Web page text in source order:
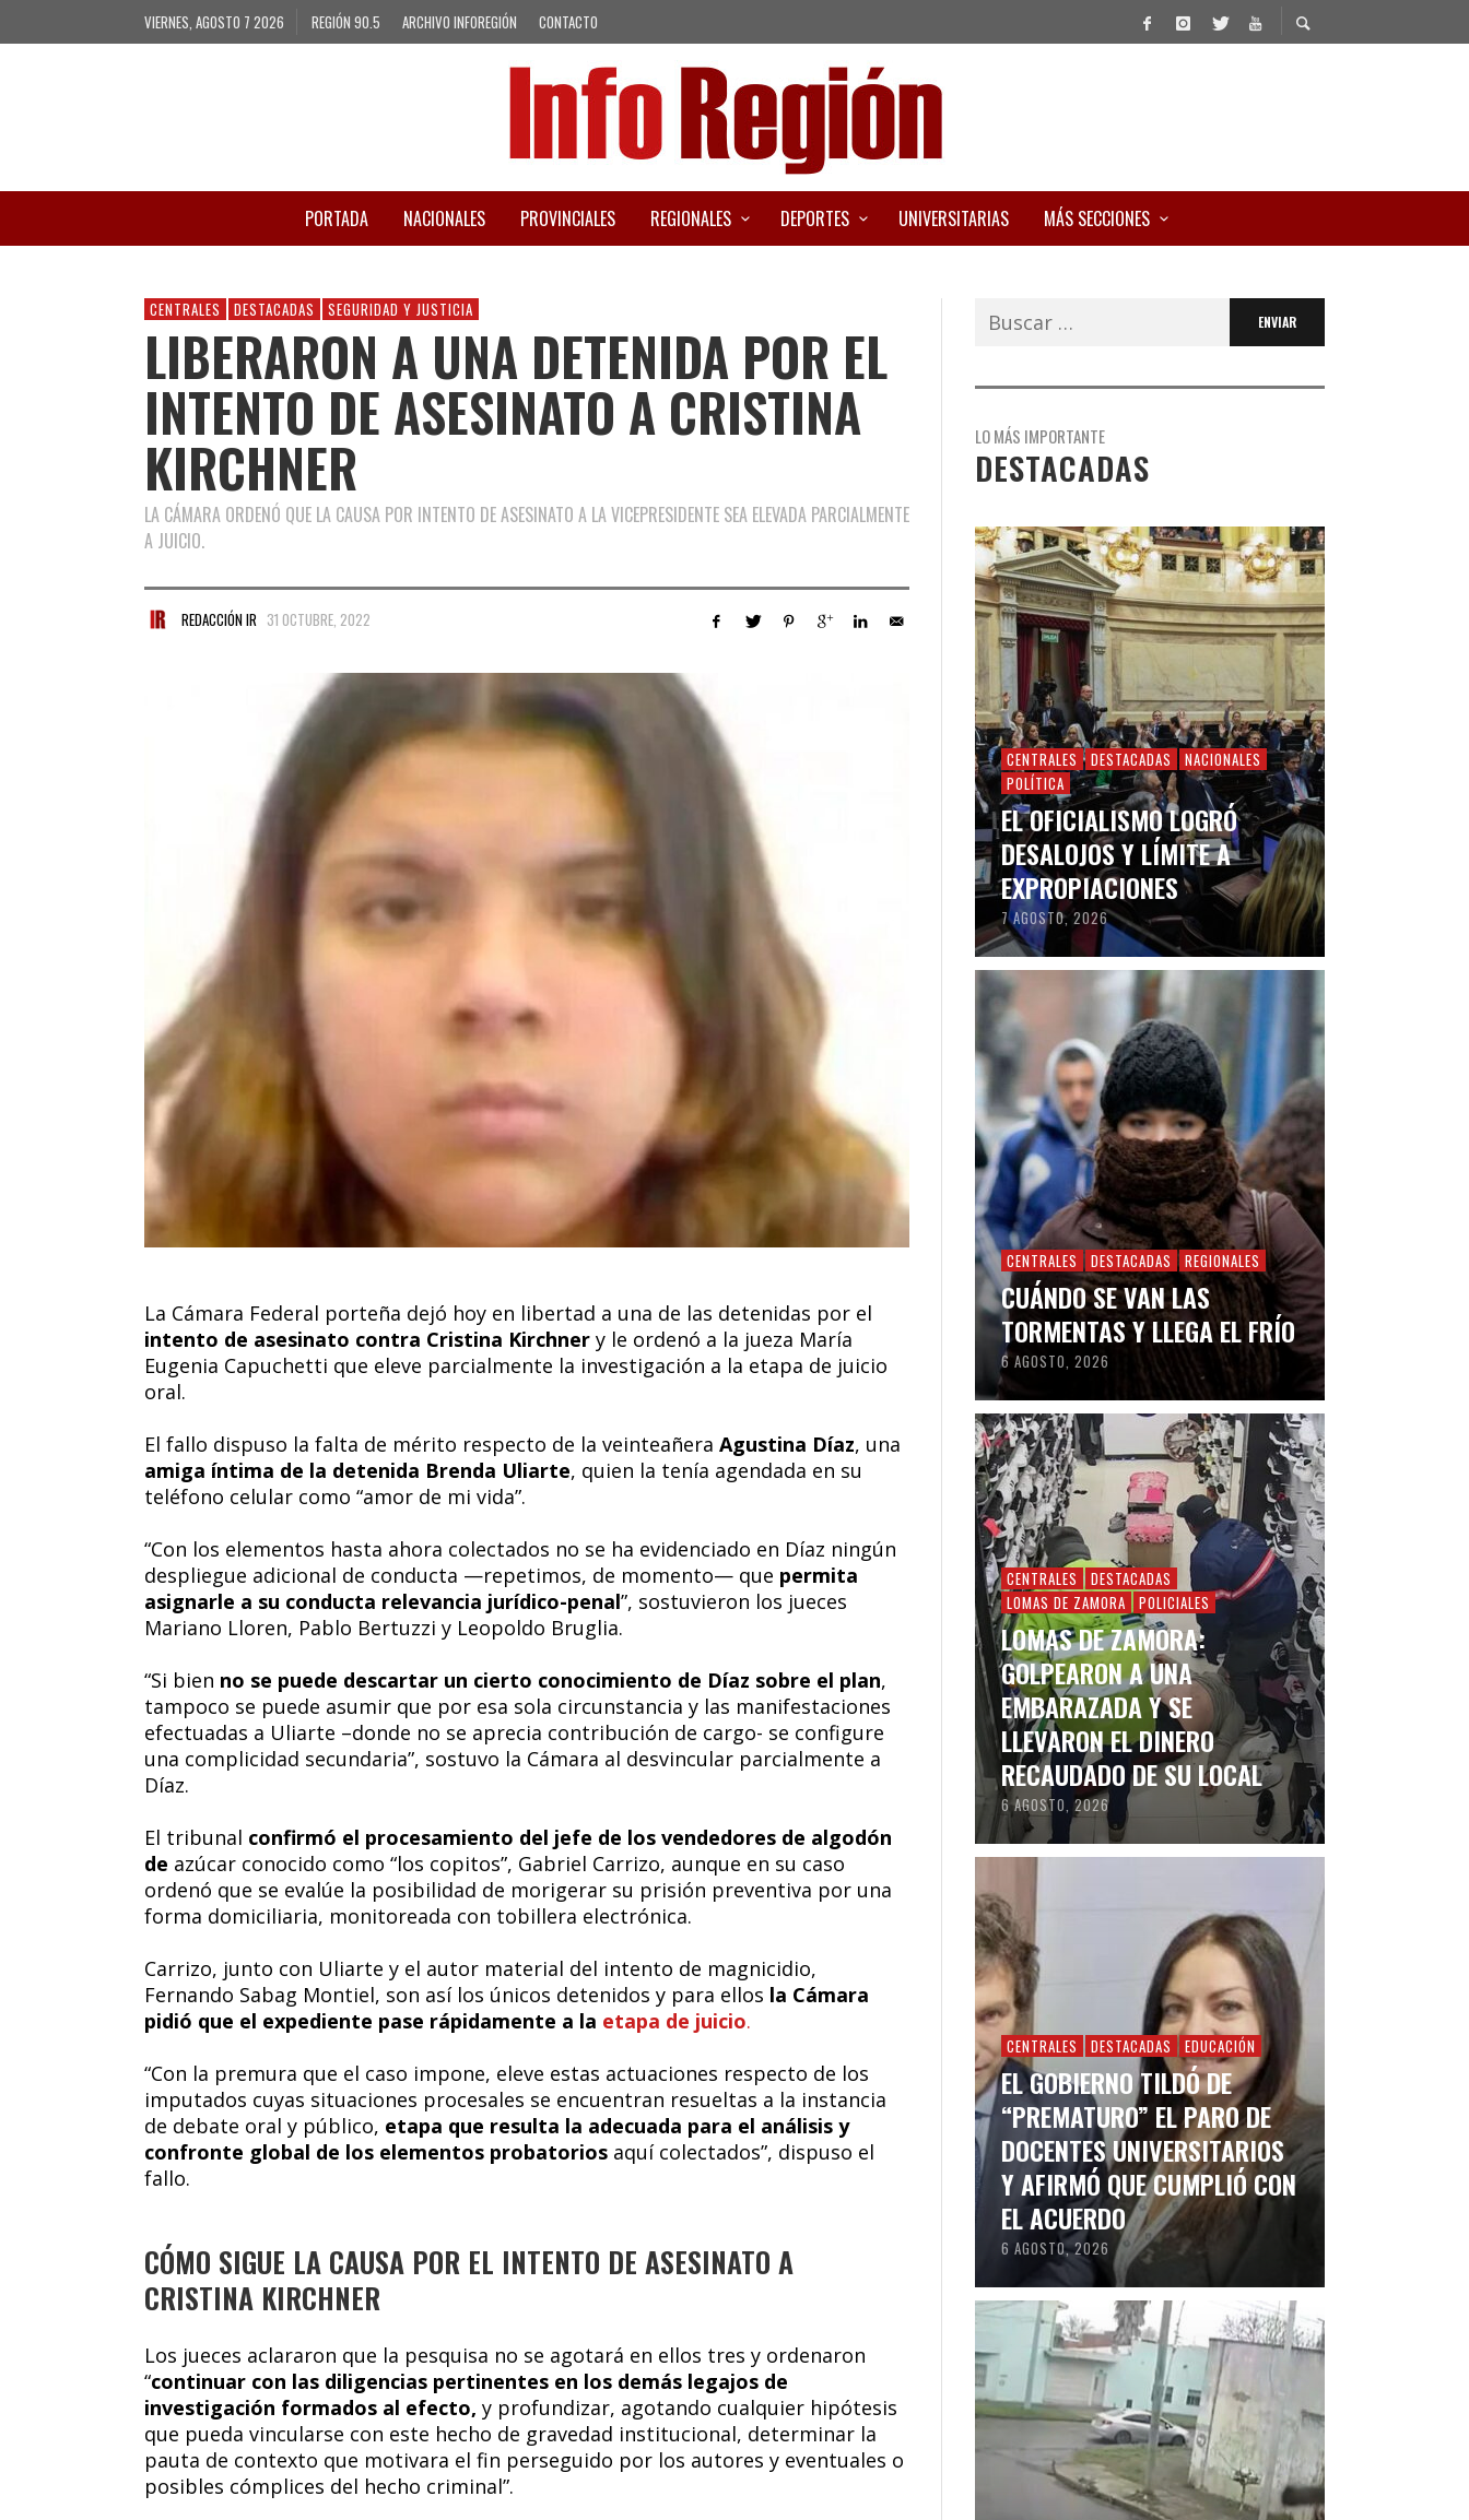
VIERNES, AGOSTO 7 2026 REGIÓN 90.5 ARCHIVO INFOREGIÓN CONTACTO
PORTADA NACIONALES PROVINCIALES REGIONALES DEPORTES UNIVERSITARIAS MÁS SECCIONES
CENTRALES DESTACADAS SEGURIDAD Y JUSTICIA
LIBERARON A UNA DETENIDA POR EL
INTENTO DE ASESINATO A CRISTINA
KIRCHNER
LA CÁMARA ORDENÓ QUE LA CAUSA POR INTENTO DE ASESINATO A LA VICEPRESIDENTE SEA ELEVADA PARCIALMENTE
A JUICIO.
REDACCIÓN IR 31 OCTUBRE, 2022
La Cámara Federal porteña dejó hoy en libertad a una de las detenidas por el
intento de asesinato contra Cristina Kirchner y le ordenó a la jueza María
Eugenia Capuchetti que eleve parcialmente la investigación a la etapa de juicio
oral.
El fallo dispuso la falta de mérito respecto de la veinteañera Agustina Díaz, una
amiga íntima de la detenida Brenda Uliarte, quien la tenía agendada en su
teléfono celular como “amor de mi vida”.
“Con los elementos hasta ahora colectados no se ha evidenciado en Díaz ningún
despliegue adicional de conducta —repetimos, de momento— que permita
asignarle a su conducta relevancia jurídico-penal”, sostuvieron los jueces
Mariano Lloren, Pablo Bertuzzi y Leopoldo Bruglia.
“Si bien no se puede descartar un cierto conocimiento de Díaz sobre el plan,
tampoco se puede asumir que por esa sola circunstancia y las manifestaciones
efectuadas a Uliarte –donde no se aprecia contribución de cargo- se configure
una complicidad secundaria”, sostuvo la Cámara al desvincular parcialmente a
Díaz.
El tribunal confirmó el procesamiento del jefe de los vendedores de algodón
de azúcar conocido como “los copitos”, Gabriel Carrizo, aunque en su caso
ordenó que se evalúe la posibilidad de morigerar su prisión preventiva por una
forma domiciliaria, monitoreada con tobillera electrónica.
Carrizo, junto con Uliarte y el autor material del intento de magnicidio,
Fernando Sabag Montiel, son así los únicos detenidos y para ellos la Cámara
pidió que el expediente pase rápidamente a la etapa de juicio.
“Con la premura que el caso impone, eleve estas actuaciones respecto de los
imputados cuyas situaciones procesales se encuentran resueltas a la instancia
de debate oral y público, etapa que resulta la adecuada para el análisis y
confronte global de los elementos probatorios aquí colectados”, dispuso el
fallo.
CÓMO SIGUE LA CAUSA POR EL INTENTO DE ASESINATO A
CRISTINA KIRCHNER
Los jueces aclararon que la pesquisa no se agotará en ellos tres y ordenaron
“continuar con las diligencias pertinentes en los demás legajos de
investigación formados al efecto, y profundizar, agotando cualquier hipótesis
que pueda vincularse con este hecho de gravedad institucional, determinar la
pauta de contexto que motivara el fin perseguido por los autores y eventuales o
posibles cómplices del hecho criminal”.
Buscar:
LO MÁS IMPORTANTE
DESTACADAS
CENTRALES DESTACADAS
NACIONALES
POLÍTICA
EL OFICIALISMO LOGRÓ
DESALOJOS Y LÍMITE A
EXPROPIACIONES
7 AGOSTO, 2026
CENTRALES DESTACADAS REGIONALES
CUÁNDO SE VAN LAS
TORMENTAS Y LLEGA EL FRÍO
6 AGOSTO, 2026
CENTRALES
DESTACADAS
LOMAS DE ZAMORA
POLICIALES
LOMAS DE ZAMORA:
GOLPEARON A UNA
EMBARAZADA Y SE
LLEVARON EL DINERO
RECAUDADO DE SU LOCAL
6 AGOSTO, 2026
CENTRALES DESTACADAS EDUCACIÓN
EL GOBIERNO TILDÓ DE
“PREMATURO” EL PARO DE
DOCENTES UNIVERSITARIOS
Y AFIRMÓ QUE CUMPLIÓ CON
EL ACUERDO
6 AGOSTO, 2026